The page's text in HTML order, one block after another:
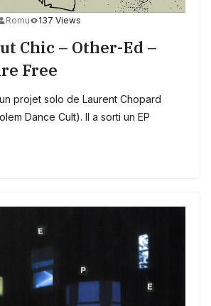
Romu 137 Views
Chic – Other-Ed –
Free
projet solo de Laurent Chopard
Dance Cult). Il a sorti un EP